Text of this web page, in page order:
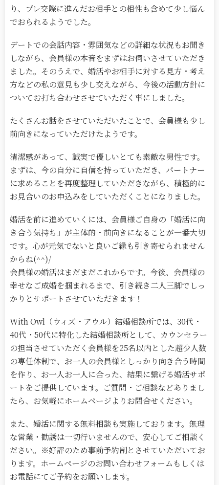
り、プレ交際に進んだお相手との相性も含めて少し悩ん
でおられるようでした。
デートでの会話内容・雰囲気などの詳細な状況もお聞き
しながら、会員様の本音をまずはお伺いさせていただき
ました。そのうえで、婚活やお相手に対する見方・考え
方などの私の意見も少し交えながら、今後の活動方針に
ついてお打ち合わせさせていただく事にしました。
たくさんお話をさせていただいたことで、会員様も少し
前向きになっていただけたようです。
清潔感があって、誠実で優しいとても素敵な男性です。
まずは、今の自分に自信を持っていただき、パートナー
に求めることを再度整理していただきながら、積極的に
お見合いのお申込みをしていただくことになりました。
婚活を前に進めていくには、会員様ご自身の「婚活に向
き合う気持ち」が主体的・前向きになることが一番大切
です。心が元気でないと良いご縁も引き寄せられません
からね(^^)/
会員様の婚活はまだまだこれからです。今後、会員様の
幸せなご成婚を掴まれるまで、引き続き二人三脚でしっ
かりとサポートさせていただきます！
With Owl（ウィズ・アウル）結婚相談所では、30代・
40代・50代に特化した結婚相談所として、カウンセラー
の担当させていただく会員様を25名以内とした超少人数
の専任体制で、お一人の会員様としっかり向き合う時間
を作り、お一人お一人に合った、結果に繋げる婚活サポ
ートをご提供しています。ご質問・ご相談などありまし
たら、お気軽にホームページよりお問合せください。
また、婚活に関する無料相談も実施しております。無理
な営業・勧誘は一切行いませんので、安心してご相談く
ださい。※好評のため事前予約制とさせていただいてお
ります。ホームページのお問い合わせフォームもしくは
お電話にてご予約をお願いします。